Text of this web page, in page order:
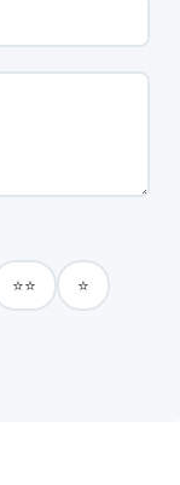
⭐⭐ ⭐